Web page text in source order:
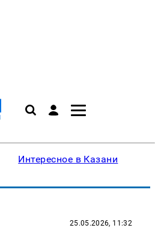
Интересное в Казани
25.05.2026, 11:32